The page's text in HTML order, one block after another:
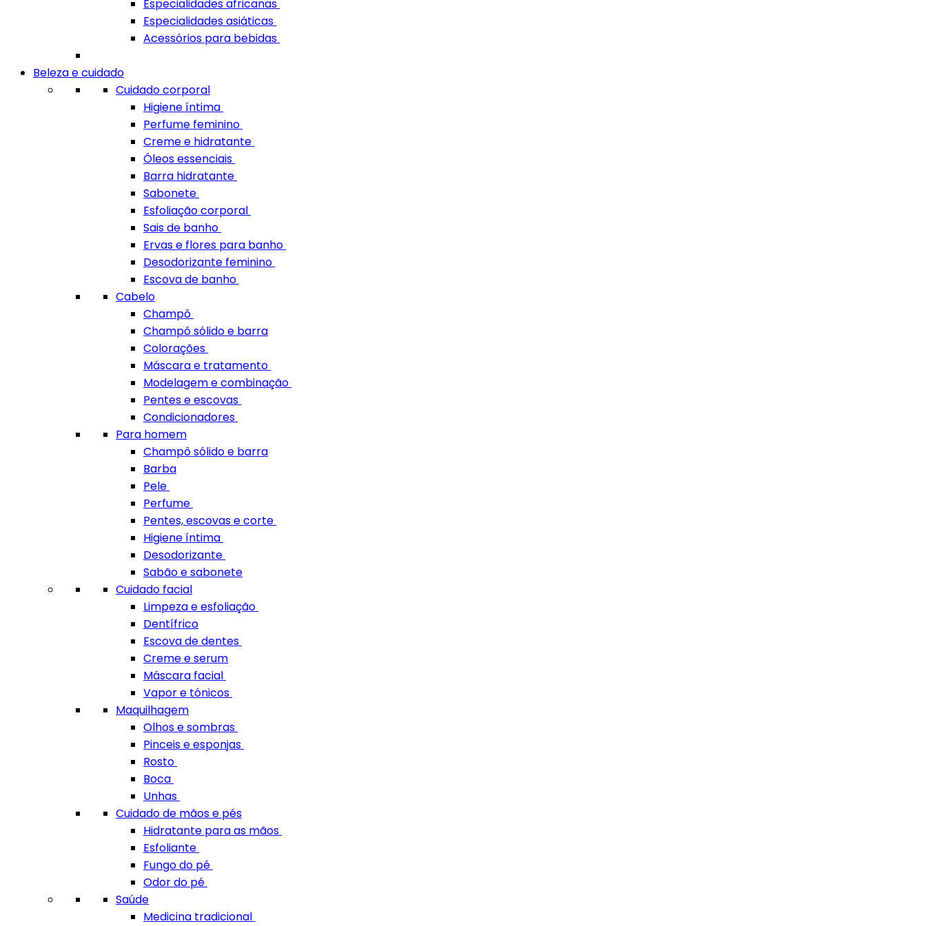
Especialidades africanas
Especialidades asiáticas
Acessórios para bebidas
Beleza e cuidado
Cuidado corporal
Higiene íntima
Perfume feminino
Creme e hidratante
Óleos essenciais
Barra hidratante
Sabonete
Esfoliação corporal
Sais de banho
Ervas e flores para banho
Desodorizante feminino
Escova de banho
Cabelo
Champô
Champô sólido e barra
Colorações
Máscara e tratamento
Modelagem e combinação
Pentes e escovas
Condicionadores
Para homem
Champô sólido e barra
Barba
Pele
Perfume
Pentes, escovas e corte
Higiene íntima
Desodorizante
Sabão e sabonete
Cuidado facial
Limpeza e esfoliação
Dentífrico
Escova de dentes
Creme e serum
Máscara facial
Vapor e tónicos
Maquilhagem
Olhos e sombras
Pinceis e esponjas
Rosto
Boca
Unhas
Cuidado de mãos e pés
Hidratante para as mãos
Esfoliante
Fungo do pé
Odor do pé
Saúde
Medicina tradicional